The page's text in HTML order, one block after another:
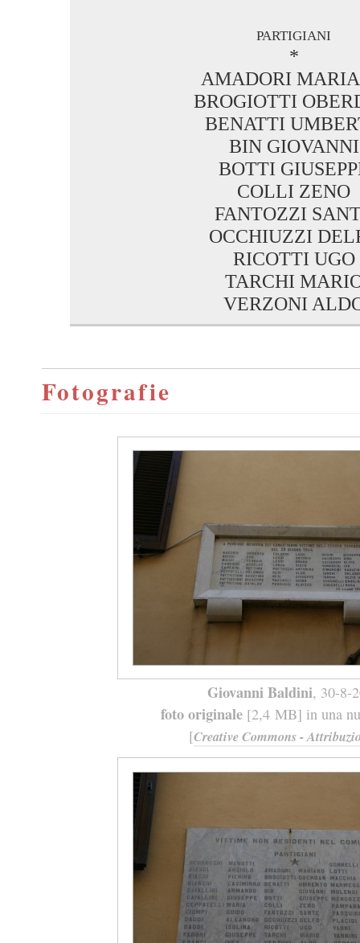
partigiani
*
AMADORI
BROGIOTTI
BENATTI
BIN GIOVANNI
BOTTI
COLLI ZENO
FANTOZZI
OCCHIUZZI
RICOTTI UGO
TARCHI
VERZONI
Fotografie
Giovanni Baldini, 30-8-
foto originale[2,4 MB] in una
[Creative Commons -